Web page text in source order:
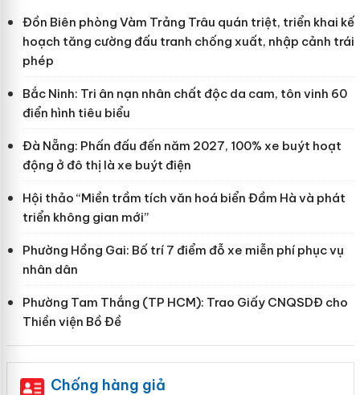
Đồn Biên phòng Vàm Trảng Trâu quán triệt, triển khai kế
hoạch tăng cường đấu tranh chống xuất, nhập cảnh trái
phép
Bắc Ninh: Tri ân nạn nhân chất độc da cam, tôn vinh 60
điển hình tiêu biểu
Đà Nẵng: Phấn đấu đến năm 2027, 100% xe buýt hoạt
động ở đô thị là xe buýt điện
Hội thảo “Miền trầm tích văn hoá biển Đầm Hà và phát
triển không gian mới”
Phường Hồng Gai: Bố trí 7 điểm đỗ xe miễn phí phục vụ
nhân dân
Phường Tam Thắng (TP HCM): Trao Giấy CNQSDĐ cho
Thiền viện Bồ Đề
Chống hàng giả